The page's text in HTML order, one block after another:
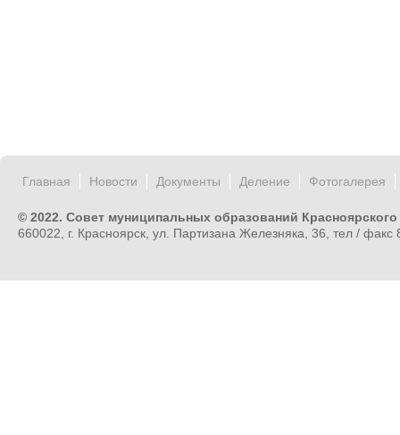
Главная Новости Документы Деление Фотогалерея
© 2022. Совет муниципальных образований Красноярского
660022, г. Красноярск, ул. Партизана Железняка, 36, тел /